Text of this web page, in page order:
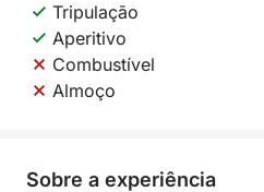
Tripulação
Aperitivo
Combustível
Almoço
Sobre a experiência